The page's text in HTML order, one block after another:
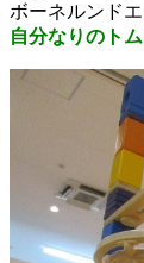
ボーネルンド
自分なりのト